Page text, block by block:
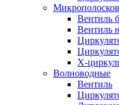
Вентиль
Вентиль
Х-
Волноводные
Вентиль